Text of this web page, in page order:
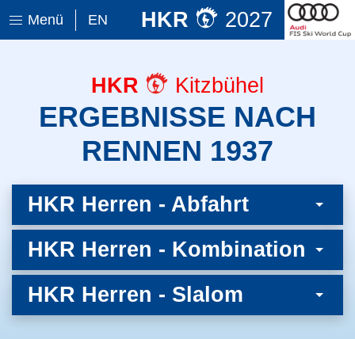
Menü EN HKR 2027
HKR Kitzbühel
ERGEBNISSE NACH
RENNEN 1937
HKR Herren - Abfahrt
HKR Herren - Kombination
HKR Herren - Slalom